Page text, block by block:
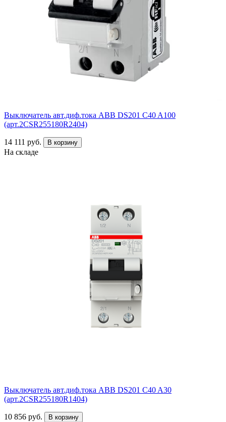
Выключатель авт.диф.тока ABB DS201 C40 A100
(арт.2CSR255180R2404)
14 111 руб. В корзину
На складе
Выключатель авт.диф.тока ABB DS201 C40 A30
(арт.2CSR255180R1404)
10 856 руб. В корзину